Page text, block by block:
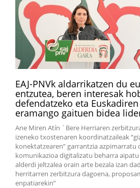
EAJ-PNVk aldarrikatzen du
entzutea, beren interesak
defendatzeko eta
eramango gaituen bidea
Ane Miren Atín `Bere Herriaren
izeneko txostenaren koordinatzaileak
konektatzearen” garrantzia azpimarratu
komunikazioa digitalizatu beharra
alderdi jeltzalea orain arte bezala izan
herritarren zerbitzura dagoena,
enpatiarekin”